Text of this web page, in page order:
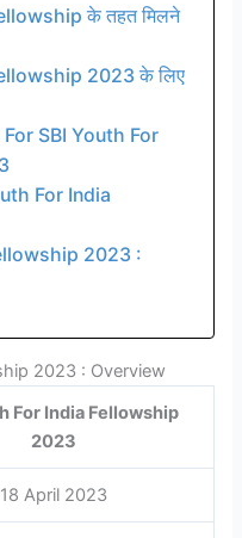
के तहत मिलने
2023 के लिए
SBI Youth For
For India
2023 :
2023 : Overview
For India Fellowship
2023
18 April 2023